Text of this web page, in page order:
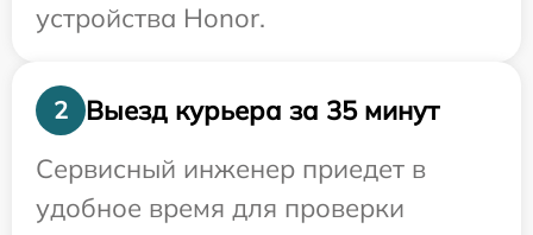
устройства Honor.
2
Выезд курьера за 35 минут
Сервисный инженер приедет в
удобное время для проверки